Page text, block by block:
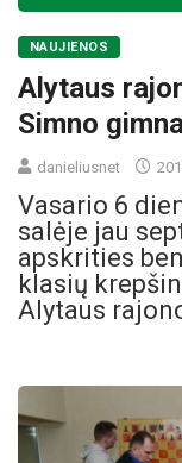
NAUJIENOS
Alytaus
Simno
danieliusnet
Vasario 6
salėje jau
apskrities
klasių
Alytaus